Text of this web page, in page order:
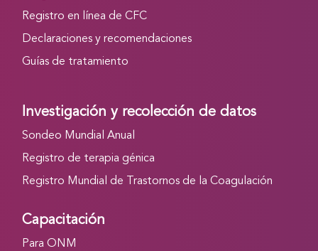
Registro en línea de CFC
Declaraciones y recomendaciones
Guías de tratamiento
Investigación y recolección de datos
Sondeo Mundial Anual
Registro de terapia génica
Registro Mundial de Trastornos de la Coagulación
Capacitación
Para ONM